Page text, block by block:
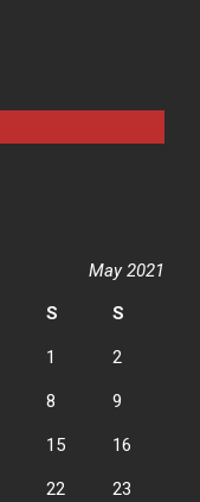
May 2021
S S
1 2
8 9
15 16
22 23